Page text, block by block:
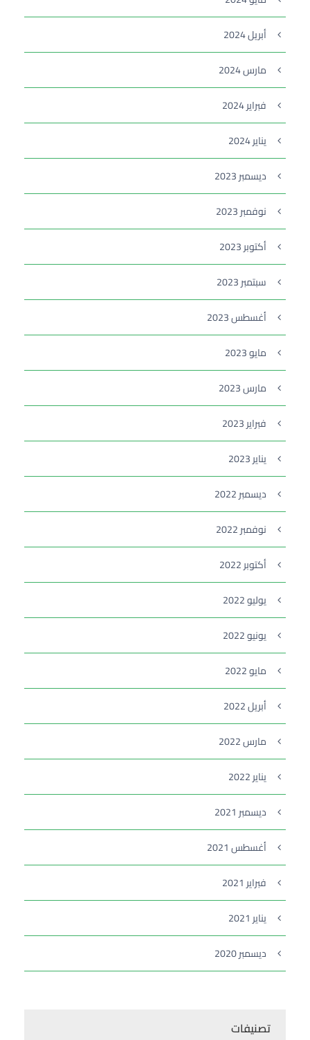
أبريل 2024
مارس 2024
فبراير 2024
يناير 2024
ديسمبر 2023
نوفمبر 2023
أكتوبر 2023
سبتمبر 2023
أغسطس 2023
مايو 2023
مارس 2023
فبراير 2023
يناير 2023
ديسمبر 2022
نوفمبر 2022
أكتوبر 2022
يوليو 2022
يونيو 2022
مايو 2022
أبريل 2022
مارس 2022
يناير 2022
ديسمبر 2021
أغسطس 2021
فبراير 2021
يناير 2021
ديسمبر 2020
تصنيفات